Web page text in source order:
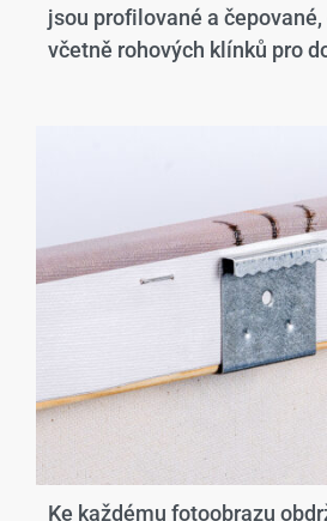
jsou profilované a
včetně rohových klínků pro
Ke každému fotoobrazu